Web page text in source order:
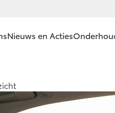
bedrijf
Nieuws en Acties